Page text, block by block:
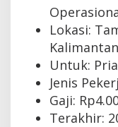
Lokasi:
Untuk:
Jenis
Gaji: Rp
Terakhir: